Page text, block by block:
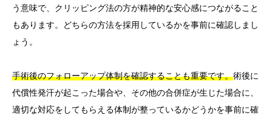
う意味で、クリッピング法の方が精神的な安心感につながること
もあります。どちらの方法を採用しているかを事前に確認しまし
ょう。
手術後のフォローアップ体制を確認することも重要です。術後に
代償性発汗が起こった場合や、その他の合併症が生じた場合に、
適切な対応をしてもらえる体制が整っているかどうかを事前に確